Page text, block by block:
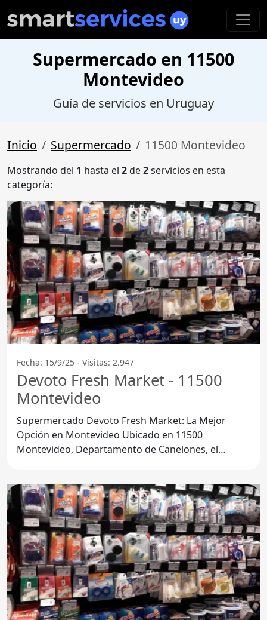
Supermercado en 11500
Montevideo
Guía de servicios en Uruguay
Inicio Supermercado 11500 Montevideo
Mostrando del 1 hasta el 2de2servicios en esta
categoría:
Fecha: 15/9/25 - Visitas: 2.947
Devoto Fresh Market - 11500
Montevideo
Supermercado Devoto Fresh Market: La Mejor
Opción en Montevideo Ubicado en 11500
Montevideo, Departamento de Canelones, el